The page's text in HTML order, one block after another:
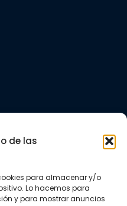
de las
para almacenar y/o
Lo hacemos para
y para mostrar anuncios